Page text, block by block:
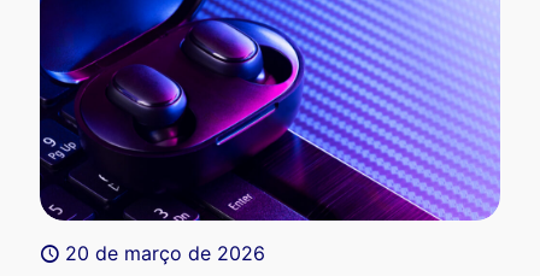
20 de março de 2026